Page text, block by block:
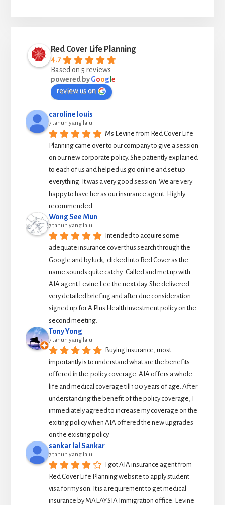
Red Cover Life Planning
4.7
Based on 5 reviews
powered byGoogl e
review us on
caroline louis
7 tahun yang lalu
Ms Levine from Red Cover Life
Planning came over to our company to give a session
on our new corporate policy. She patiently explained
to each of us and helped us go online and set up
everything. It was a very good session. We are very
happy to have her as our insurance agent. Highly
recommended.
Wong See Mun
7 tahun yang lalu
Intended to acquire some
adequate insurance cover thus search through the
Google and by luck,  clicked into Red Cover as the
name sounds quite catchy.  Called and met up with
AIA agent Levine Lee the next day. She delivered
very detailed briefing and after due consideration
signed up for A Plus Health investment policy on the
second meeting.
Tony Yong
7 tahun yang lalu
Buying insurance, most
importantly is to understand what are the benefits
offered in the  policy coverage. AIA offers a whole
life and medical coverage till 100 years of age. After
understanding the benefit of the policy coverage, I
immediately agreed to increase my coverage on the
exiting policy when AIA offered the new upgrades
on the existing policy.
sankar lal Sankar
7 tahun yang lalu
I got AIA insurance agent from
Red Cover Life Planning website to apply student
visa for my son. It is a requirement to get medical
insurance by MALAYSIA Immigration office. Levine